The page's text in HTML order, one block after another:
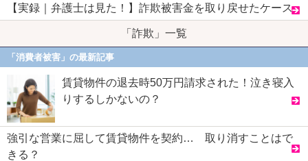
【実録｜弁護士は見た！】詐欺被害金を取り戻せたケース
「詐欺」一覧
「消費者被害」の最新記事
賃貸物件の退去時50万円請求された！泣き寝入
りするしかないの？
強引な営業に屈して賃貸物件を契約… 取り消すことはで
きる？